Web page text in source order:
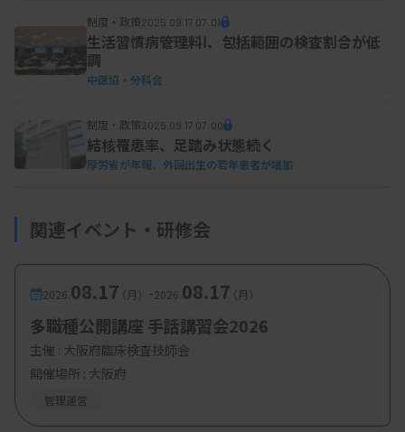
制度・政策2025.09.17 07:01
生活習慣病管理料Ⅰ、包括範囲の検査割合が低
調
中医協・分科会
制度・政策2025.09.17 07:00
結核罹患率、足踏み状態続く
厚労省が年報、外国出生の若年患者が増加
関連イベント・研修会
2026. 08.17（月） -2026. 08.17（月）
多職種公開講座 手話講習会2026
主催 : 大阪府臨床検査技師会
開催場所 : 大阪府
管理運営